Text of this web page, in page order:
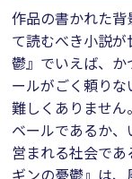
作品の書かれた
て読むべき小説
鬱』でいえば、
ールがごく頼り
難しくありませ
ベールであるか
営まれる社会で